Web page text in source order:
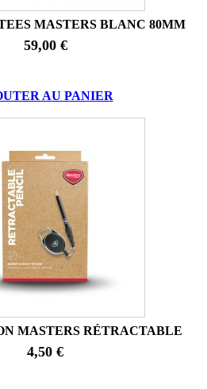
MASTERS BLANC 80MM
59,00 €
AU PANIER
MASTERS RÉTRACTABLE
4,50 €